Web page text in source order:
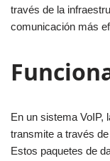
través de la
comunicación más
En un sistema VoIP,
transmite a través
Estos paquetes de